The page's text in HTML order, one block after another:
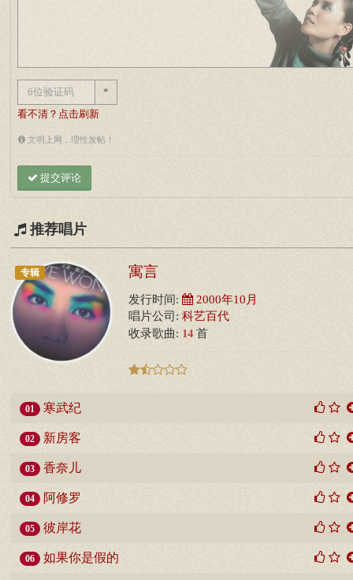
*
看不清？点击刷新
文明上网，理性发帖！
提交评论
推荐唱片
专辑 寓言
发行时间: 2000年10月
唱片公司: 科艺百代
收录歌曲: 14 首
01 寒武纪
02 新房客
03 香奈儿
04 阿修罗
05 彼岸花
06 如果你是假的